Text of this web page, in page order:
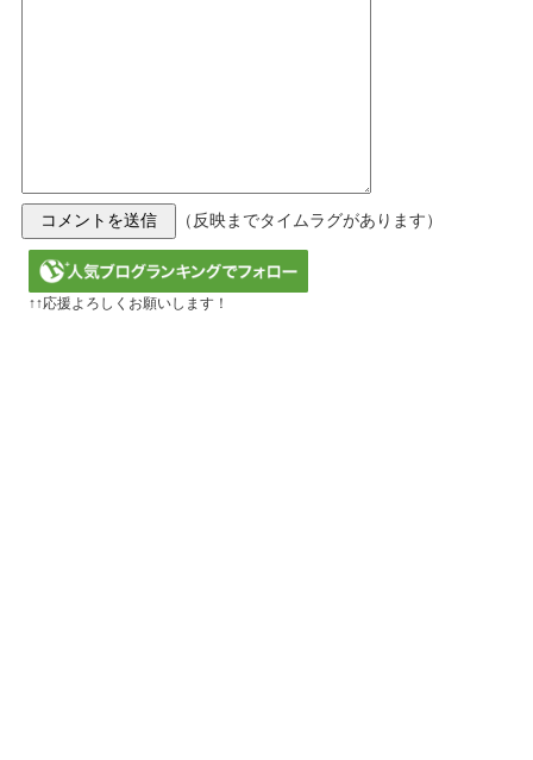
（反映までタイムラグがあります）
↑↑応援よろしくお願いします！